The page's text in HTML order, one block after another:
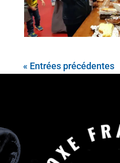
« Entrées précédentes